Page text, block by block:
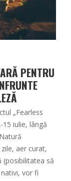
PENTRU
„Fearless
15 iulie, lângă
aer curat,
(posibilitatea să
vor fi